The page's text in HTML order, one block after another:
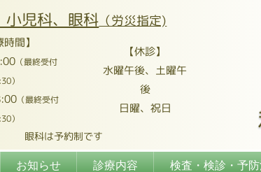
小児科、眼科 （労災指定)
時間】
（最終受付
）
（最終受付
）
【休診】
水曜午後、土曜午
後
日曜、祝日
眼科は予約制です
お知らせ 診療内容 検査・検診・予